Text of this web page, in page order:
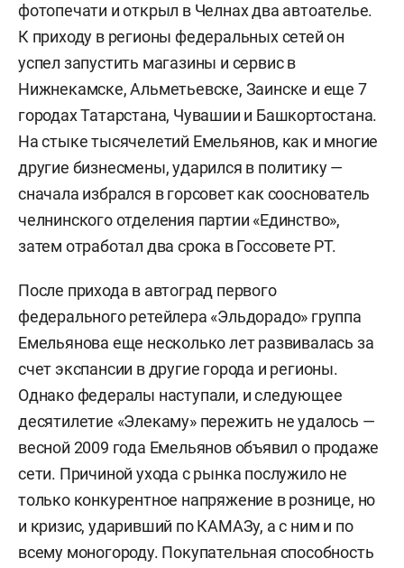
фотопечати и открыл в Челнах два автоателье.
К приходу в регионы федеральных сетей он
успел запустить магазины и сервис в
Нижнекамске, Альметьевске, Заинске и еще 7
городах Татарстана, Чувашии и Башкортостана.
На стыке тысячелетий Емельянов, как и многие
другие бизнесмены, ударился в политику —
сначала избрался в горсовет как сооснователь
челнинского отделения партии «Единство»,
затем отработал два срока в Госсовете РТ.
После прихода в автоград первого
федерального ретейлера «Эльдорадо» группа
Емельянова еще несколько лет развивалась за
счет экспансии в другие города и регионы.
Однако федералы наступали, и следующее
десятилетие «Элекаму» пережить не удалось —
весной 2009 года Емельянов объявил о продаже
сети. Причиной ухода с рынка послужило не
только конкурентное напряжение в рознице, но
и кризис, ударивший по КАМАЗу, а с ним и по
всему моногороду. Покупательная способность